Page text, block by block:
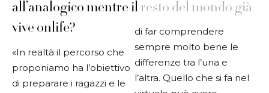
all’analogico mentre il resto del mondo già
vive onlife?
«In realtà il percorso che
proponiamo ha l’obiettivo
di preparare i ragazzi e le
di far comprendere
sempre molto bene le
differenze tra l’una e
l’altra. Quello che si fa nel